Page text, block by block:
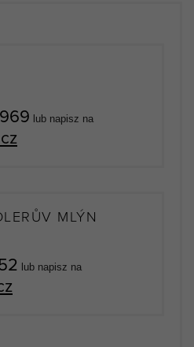
lub napisz na
MLÝN
lub napisz na